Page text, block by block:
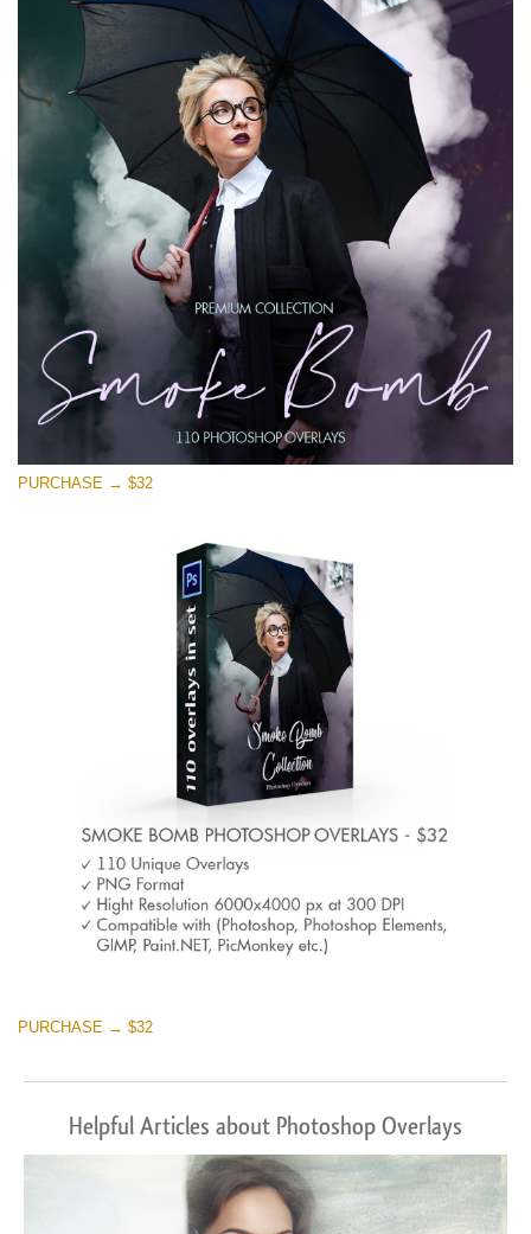
Entire Collection
(1783 Overlays)
Large 6000*4000px
Darmowe Pobieranie
PURCHASE → $32
PURCHASE → $32
Helpful Articles about Photoshop Overlays